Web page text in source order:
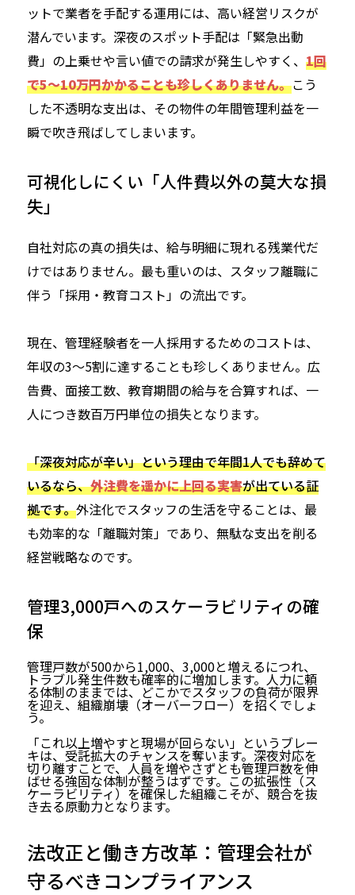
ットで業者を手配する運用には、高い経営リスクが
潜んでいます。深夜のスポット手配は「緊急出動
費」の上乗せや言い値での請求が発生しやすく、 1回
で5〜10万円かかることも珍しくありません。こう
した不透明な支出は、その物件の年間管理利益を一
瞬で吹き飛ばしてしまいます。
可視化しにくい「人件費以外の莫大な損
失」
自社対応の真の損失は、給与明細に現れる残業代だ
けではありません。最も重いのは、スタッフ離職に
伴う「採用・教育コスト」の流出です。
現在、管理経験者を一人採用するためのコストは、
年収の3〜5割に達することも珍しくありません。広
告費、面接工数、教育期間の給与を合算すれば、一
人につき数百万円単位の損失となります。
「深夜対応が辛い」という理由で年間1人でも辞めて
いるなら、外注費を遥かに上回る実害が出ている証
拠です。外注化でスタッフの生活を守ることは、最
も効率的な「離職対策」であり、無駄な支出を削る
経営戦略なのです。
管理3,000戸へのスケーラビリティの確
保
管理戸数が500から1,000、3,000と増えるにつれ、
トラブル発生件数も確率的に増加します。人力に頼
る体制のままでは、どこかでスタッフの負荷が限界
を迎え、組織崩壊（オーバーフロー）を招くでしょ
う。
「これ以上増やすと現場が回らない」というブレー
キは、受託拡大のチャンスを奪います。深夜対応を
切り離すことで、人員を増やさずとも管理戸数を伸
ばせる強固な体制が整うはずです。この拡張性（ス
ケーラビリティ）を確保した組織こそが、競合を抜
き去る原動力となります。
法改正と働き方改革：管理会社が
守るべきコンプライアンス